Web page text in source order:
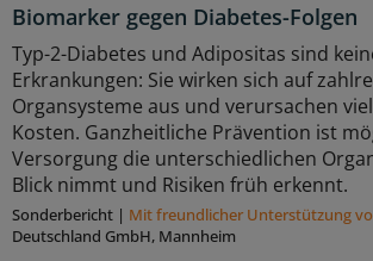
Biomarker gegen Diabetes-Folgen
Typ-2-Diabetes und Adipositas sind
Erkrankungen: Sie wirken sich auf
Organsysteme aus und verursachen
Kosten. Ganzheitliche Prävention ist
Versorgung die unterschiedlichen
Blick nimmt und Risiken früh erkennt.
Sonderbericht | Mit freundlicher Unterstützung
Deutschland GmbH, Mannheim